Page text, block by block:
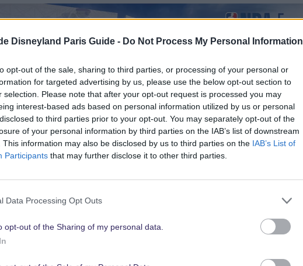
Disneyland Paris Guide - Do Not Process My Personal Information
opt-out of the sale, sharing to third parties, or processing of your personal or
for targeted advertising by us, please use the below opt-out section to
selection. Please note that after your opt-out request is processed you may
interest-based ads based on personal information utilized by us or personal
to third parties prior to your opt-out. You may separately opt-out of the
of your personal information by third parties on the IAB’s list of downstream
This information may also be disclosed by us to third parties on the IAB’s List of
Participants that may further disclose it to other third parties.
Data Processing Opt Outs
opt-out of the Sharing of my personal data.